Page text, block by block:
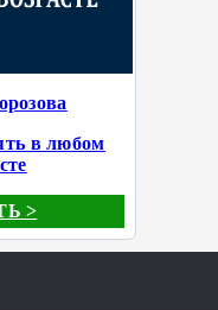
в любом
>